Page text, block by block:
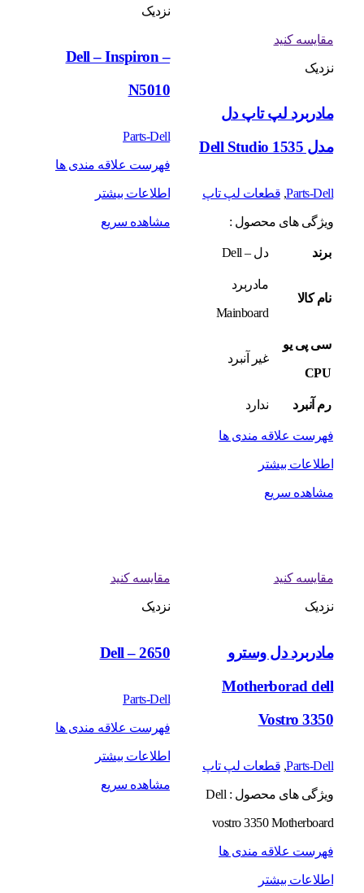
مقایسه کنید
نزدیک
مادربرد لپ تاپ دل
مدل Dell Studio 1535
Parts-Dell
, قطعات لپ تاپ
ویژگی های محصول :
برند دل – Dell
نام کالا
مادربرد
Mainboard
سی پی یو
CPU
غیر آنبرد
رم آنبرد ندارد
فهرست علاقه مندی ها
اطلاعات بیشتر
مشاهده سریع
نزدیک
Dell – Inspiron –
N5010
Parts-Dell
فهرست علاقه مندی ها
اطلاعات بیشتر
مشاهده سریع
مقایسه کنید
نزدیک
مادربرد دل وسترو
Motherborad dell
Vostro 3350
Parts-Dell
, قطعات لپ تاپ
ویژگی های محصول : Dell
vostro 3350 Motherboard
فهرست علاقه مندی ها
اطلاعات بیشتر
مقایسه کنید
نزدیک
Dell – 2650
Parts-Dell
فهرست علاقه مندی ها
اطلاعات بیشتر
مشاهده سریع